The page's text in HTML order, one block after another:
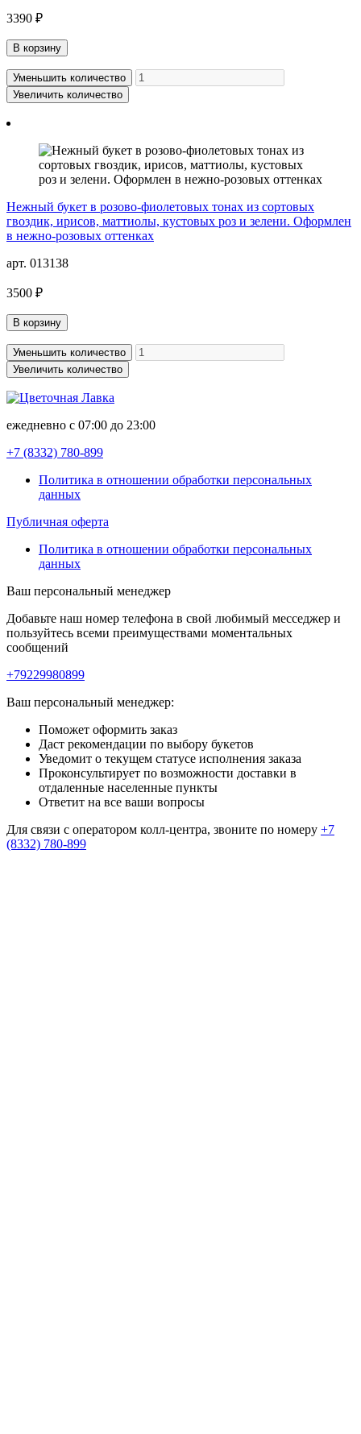
3390 ₽
В корзину
Уменьшить количество
Увеличить количество
Нежный букет в розово-фиолетовых тонах из сортовых
гвоздик, ирисов, маттиолы, кустовых роз и зелени. Оформлен
в нежно-розовых оттенках
арт. 013138
3500 ₽
В корзину
Уменьшить количество
Увеличить количество
ежедневно с 07:00 до 23:00
+7 (8332) 780-899
Политика в отношении обработки персональных
данных
Публичная оферта
Политика в отношении обработки персональных
данных
Ваш персональный менеджер
Добавьте наш номер телефона в свой любимый месседжер и
пользуйтесь всеми преимуществами моментальных
сообщений
+79229980899
Ваш персональный менеджер:
Поможет оформить заказ
Даст рекомендации по выбору букетов
Уведомит о текущем статусе исполнения заказа
Проконсультирует по возможности доставки в
отдаленные населенные пункты
Ответит на все ваши вопросы
Для связи с оператором колл-центра, звоните по номеру +7
(8332) 780-899